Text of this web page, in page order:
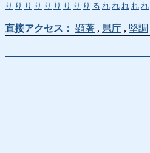
り り り り り り り り り る れ れ れ れ れ
直接アクセス： 顕著 , 県庁 , 堅調